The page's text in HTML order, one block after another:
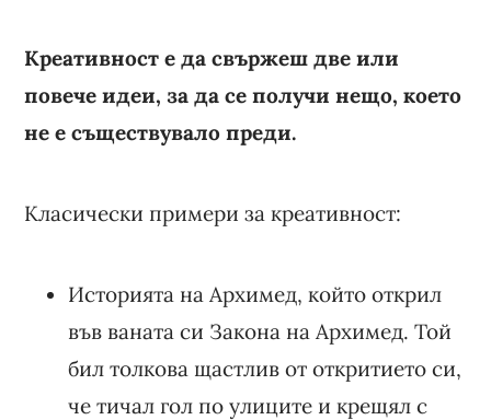
Креативност е да свържеш две или
повече идеи, за да се получи нещо, което
не е съществувало преди.
Класически примери за креативност:
Историята на Архимед, който открил
във ваната си Закона на Архимед. Той
бил толкова щастлив от откритието си,
че тичал гол по улиците и крещял с